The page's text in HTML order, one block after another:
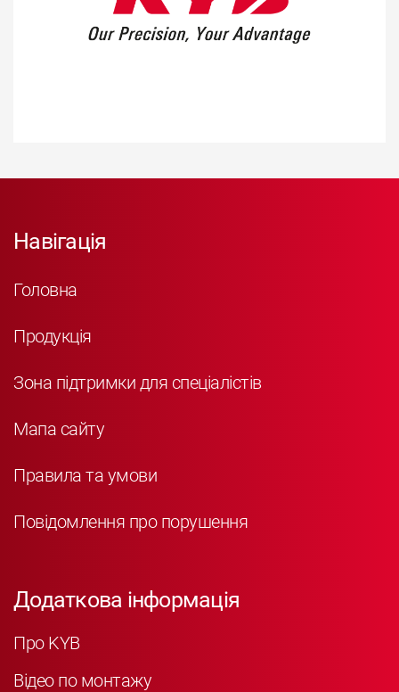
Навігація
Головна
Продукція
Зона підтримки для спеціалістів
Мапа сайту
Правила та умови
Повідомлення про порушення
Додаткова інформація
Про KYB
Відео по монтажу